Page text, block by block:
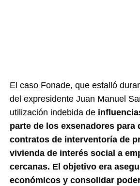
El caso Fonade, que estalló
del expresidente Juan Manuel
utilización indebida de
parte de los exsenadores para
contratos de interventoría de
vivienda de interés social a
cercanas. El objetivo era
económicos y consolidar